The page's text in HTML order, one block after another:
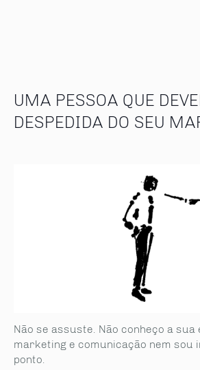
UMA PESSOA QUE
DESPEDIDA DO SEU
Não se assuste. Não conheço a sua
marketing e comunicação nem sou
ponto.